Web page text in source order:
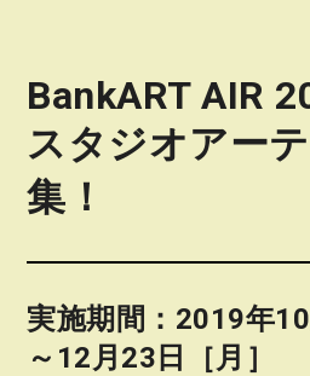
BankART AIR
スタジオアー
集！
実施期間：2019年10
～12月23日［月］